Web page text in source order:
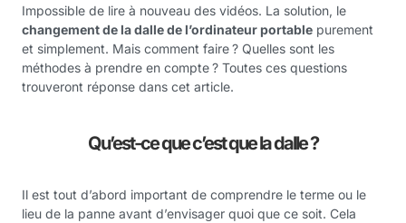
Impossible de lire à nouveau des vidéos. La solution, le
changement de la dalle de l’ordinateur portable purement
et simplement. Mais comment faire ? Quelles sont les
méthodes à prendre en compte ? Toutes ces questions
trouveront réponse dans cet article.
Qu’est-ce que c’est que la dalle ?
Il est tout d’abord important de comprendre le terme ou le
lieu de la panne avant d’envisager quoi que ce soit. Cela